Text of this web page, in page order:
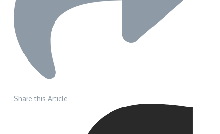
Share this Article